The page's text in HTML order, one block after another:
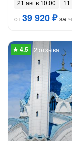
21 авг в 10:00
11
от39 920 ₽за
2 отзыва